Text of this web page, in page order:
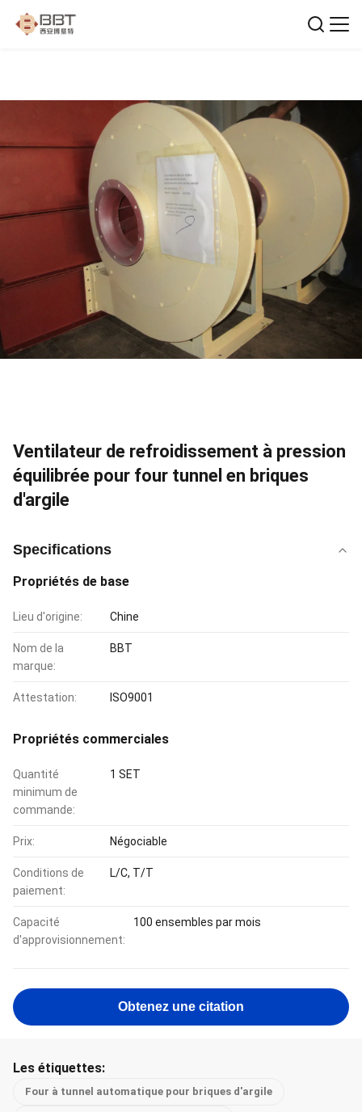
Ventilateur de refroidissement à pression
équilibrée pour four tunnel en briques
d'argile
Specifications
Propriétés de base
Lieu d'origine: Chine
Nom de la
marque:
BBT
Attestation: ISO9001
Propriétés commerciales
Quantité
minimum de
commande:
1 SET
Prix: Négociable
Conditions de
paiement:
L/C, T/T
Capacité
d'approvisionnement:
100 ensembles par mois
Obtenez une citation
Les étiquettes:
Four à tunnel automatique pour briques d'argile